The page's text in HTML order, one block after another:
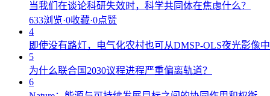
当我们在谈论科研失效时，科学共同体在焦虑什么？
633浏览·0收藏·0点赞
4
即使没有路灯，电气化农村也可从DMSP-OLS夜光影像
5
为什么联合国2030议程进程严重偏离轨道？
6